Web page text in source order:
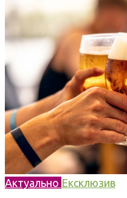
Актуально Ексклюзив